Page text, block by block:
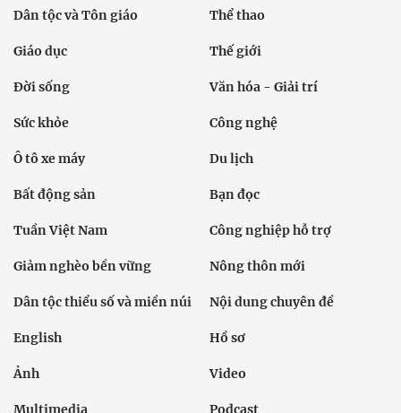
Dân tộc và Tôn giáo Thể thao
Giáo dục Thế giới
Đời sống Văn hóa - Giải trí
Sức khỏe Công nghệ
Ô tô xe máy Du lịch
Bất động sản Bạn đọc
Tuần Việt Nam Công nghiệp hỗ trợ
Giảm nghèo bền vững Nông thôn mới
Dân tộc thiểu số và miền núi Nội dung chuyên đề
English Hồ sơ
Ảnh Video
Multimedia Podcast